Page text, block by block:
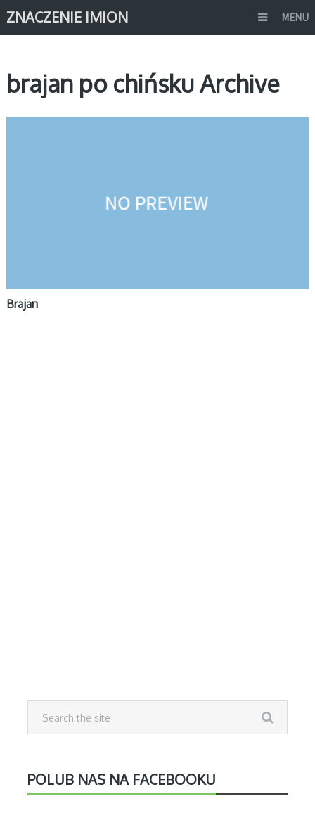
ZNACZENIE IMION MENU
brajan po chińsku Archive
Brajan
POLUB NAS NA FACEBOOKU